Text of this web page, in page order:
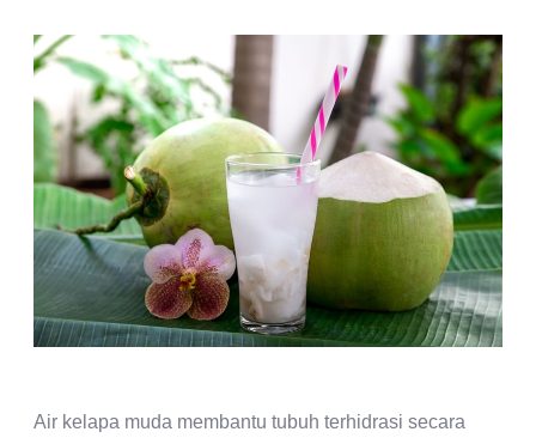
Air kelapa muda membantu tubuh terhidrasi secara